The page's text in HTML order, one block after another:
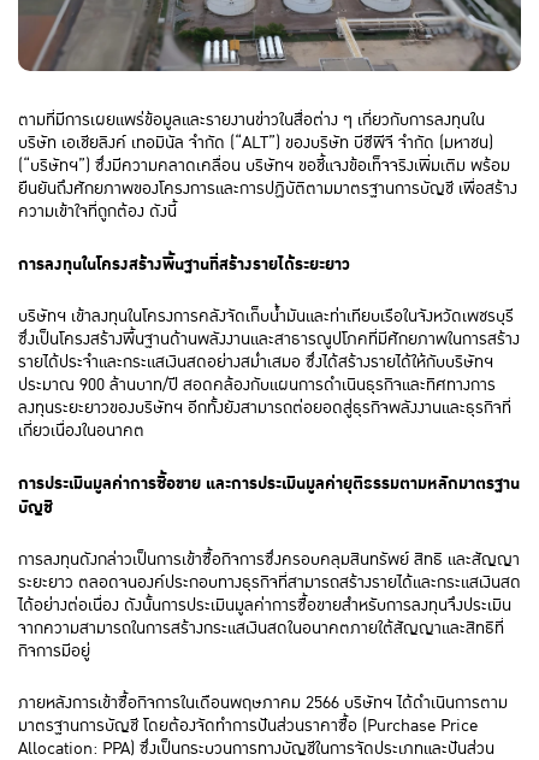
ตามที่มีการเผยแพร่ข้อมูลและรายงานข่าวในสื่อต่าง ๆ เกี่ยวกับการลงทุนใน
บริษัท เอเชียลิงค์ เทอมินัล จำกัด (“ALT”) ของบริษัท บีซีพีจี จำกัด (มหาชน)
(“บริษัทฯ”) ซึ่งมีความคลาดเคลื่อน บริษัทฯ ขอชี้แจงข้อเท็จจริงเพิ่มเติม พร้อม
ยืนยันถึงศักยภาพของโครงการและการปฏิบัติตามมาตรฐานการบัญชี เพื่อสร้าง
ความเข้าใจที่ถูกต้อง ดังนี้
การลงทุนในโครงสร้างพื้นฐานที่สร้างรายได้ระยะยาว
บริษัทฯ เข้าลงทุนในโครงการคลังจัดเก็บน้ำมันและท่าเทียบเรือในจังหวัดเพชรบุรี
ซึ่งเป็นโครงสร้างพื้นฐานด้านพลังงานและสาธารณูปโภคที่มีศักยภาพในการสร้าง
รายได้ประจำและกระแสเงินสดอย่างสม่ำเสมอ ซึ่งได้สร้างรายได้ให้กับบริษัทฯ
ประมาณ 900 ล้านบาท/ปี สอดคล้องกับแผนการดำเนินธุรกิจและทิศทางการ
ลงทุนระยะยาวของบริษัทฯ อีกทั้งยังสามารถต่อยอดสู่ธุรกิจพลังงานและธุรกิจที่
เกี่ยวเนื่องในอนาคต
การประเมินมูลค่าการซื้อขาย และการประเมินมูลค่ายุติธรรมตามหลักมาตรฐาน
บัญชี
การลงทุนดังกล่าวเป็นการเข้าซื้อกิจการซึ่งครอบคลุมสินทรัพย์ สิทธิ และสัญญา
ระยะยาว ตลอดจนองค์ประกอบทางธุรกิจที่สามารถสร้างรายได้และกระแสเงินสด
ได้อย่างต่อเนื่อง ดังนั้นการประเมินมูลค่าการซื้อขายสำหรับการลงทุนจึงประเมิน
จากความสามารถในการสร้างกระแสเงินสดในอนาคตภายใต้สัญญาและสิทธิที่
กิจการมีอยู่
ภายหลังการเข้าซื้อกิจการในเดือนพฤษภาคม 2566 บริษัทฯ ได้ดำเนินการตาม
มาตรฐานการบัญชี โดยต้องจัดทำการปันส่วนราคาซื้อ (Purchase Price
Allocation: PPA) ซึ่งเป็นกระบวนการทางบัญชีในการจัดประเภทและปันส่วน